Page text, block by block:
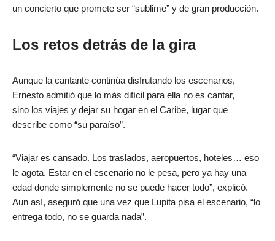
un concierto que promete ser “sublime” y de gran producción.
Los retos detrás de la gira
Aunque la cantante continúa disfrutando los escenarios,
Ernesto admitió que lo más difícil para ella no es cantar,
sino los viajes y dejar su hogar en el Caribe, lugar que
describe como “su paraíso”.
“Viajar es cansado. Los traslados, aeropuertos, hoteles… eso
le agota. Estar en el escenario no le pesa, pero ya hay una
edad donde simplemente no se puede hacer todo”, explicó.
Aun así, aseguró que una vez que Lupita pisa el escenario, “lo
entrega todo, no se guarda nada”.